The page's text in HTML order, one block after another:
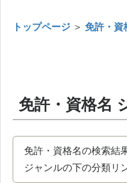
トップページ ＞ 免許・資
免許・資格名
免許・資格名の検索結
ジャンルの下の分類リ